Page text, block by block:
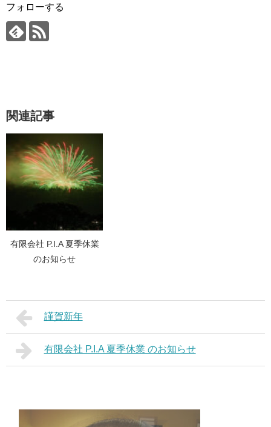
フォローする
関連記事
有限会社 P.I.A 夏季休業
のお知らせ
謹賀新年
有限会社 P.I.A 夏季休業 のお知らせ